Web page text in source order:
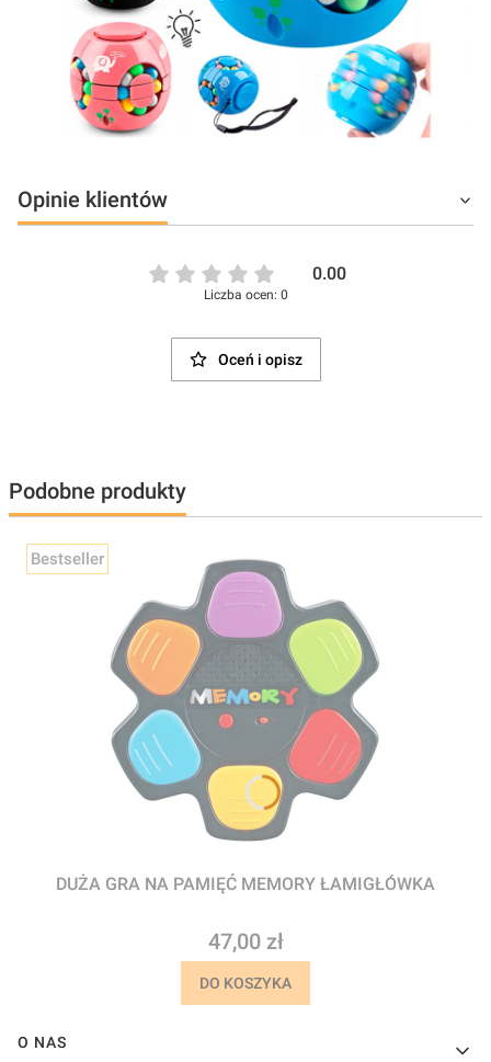
Opinie klientów
0.00
Liczba ocen: 0
Oceń i opisz
Podobne produkty
Bestseller
DUŻA GRA NA PAMIĘĆ MEMORY ŁAMIGŁÓWKA
Cena
47,00 zł
DO KOSZYKA
Linki w stopce
O NAS